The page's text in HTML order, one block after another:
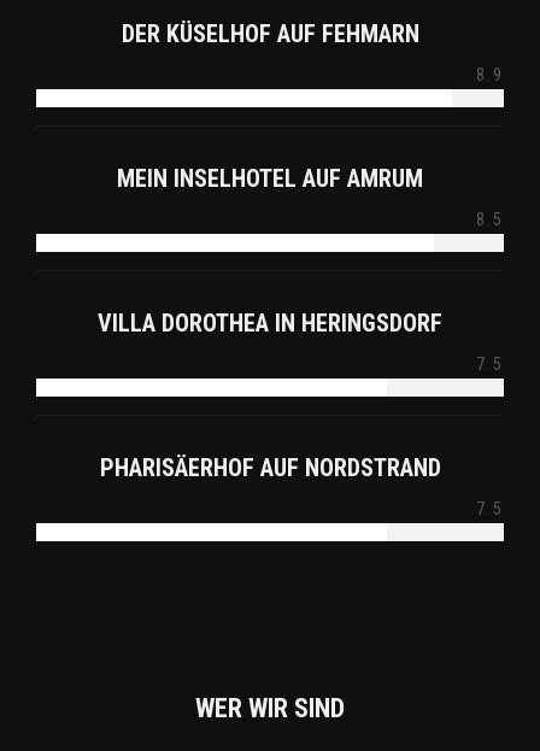
DER KÜSELHOF AUF FEHMARN
8.9
MEIN INSELHOTEL AUF AMRUM
8.5
VILLA DOROTHEA IN HERINGSDORF
7.5
PHARISÄERHOF AUF NORDSTRAND
7.5
WER WIR SIND